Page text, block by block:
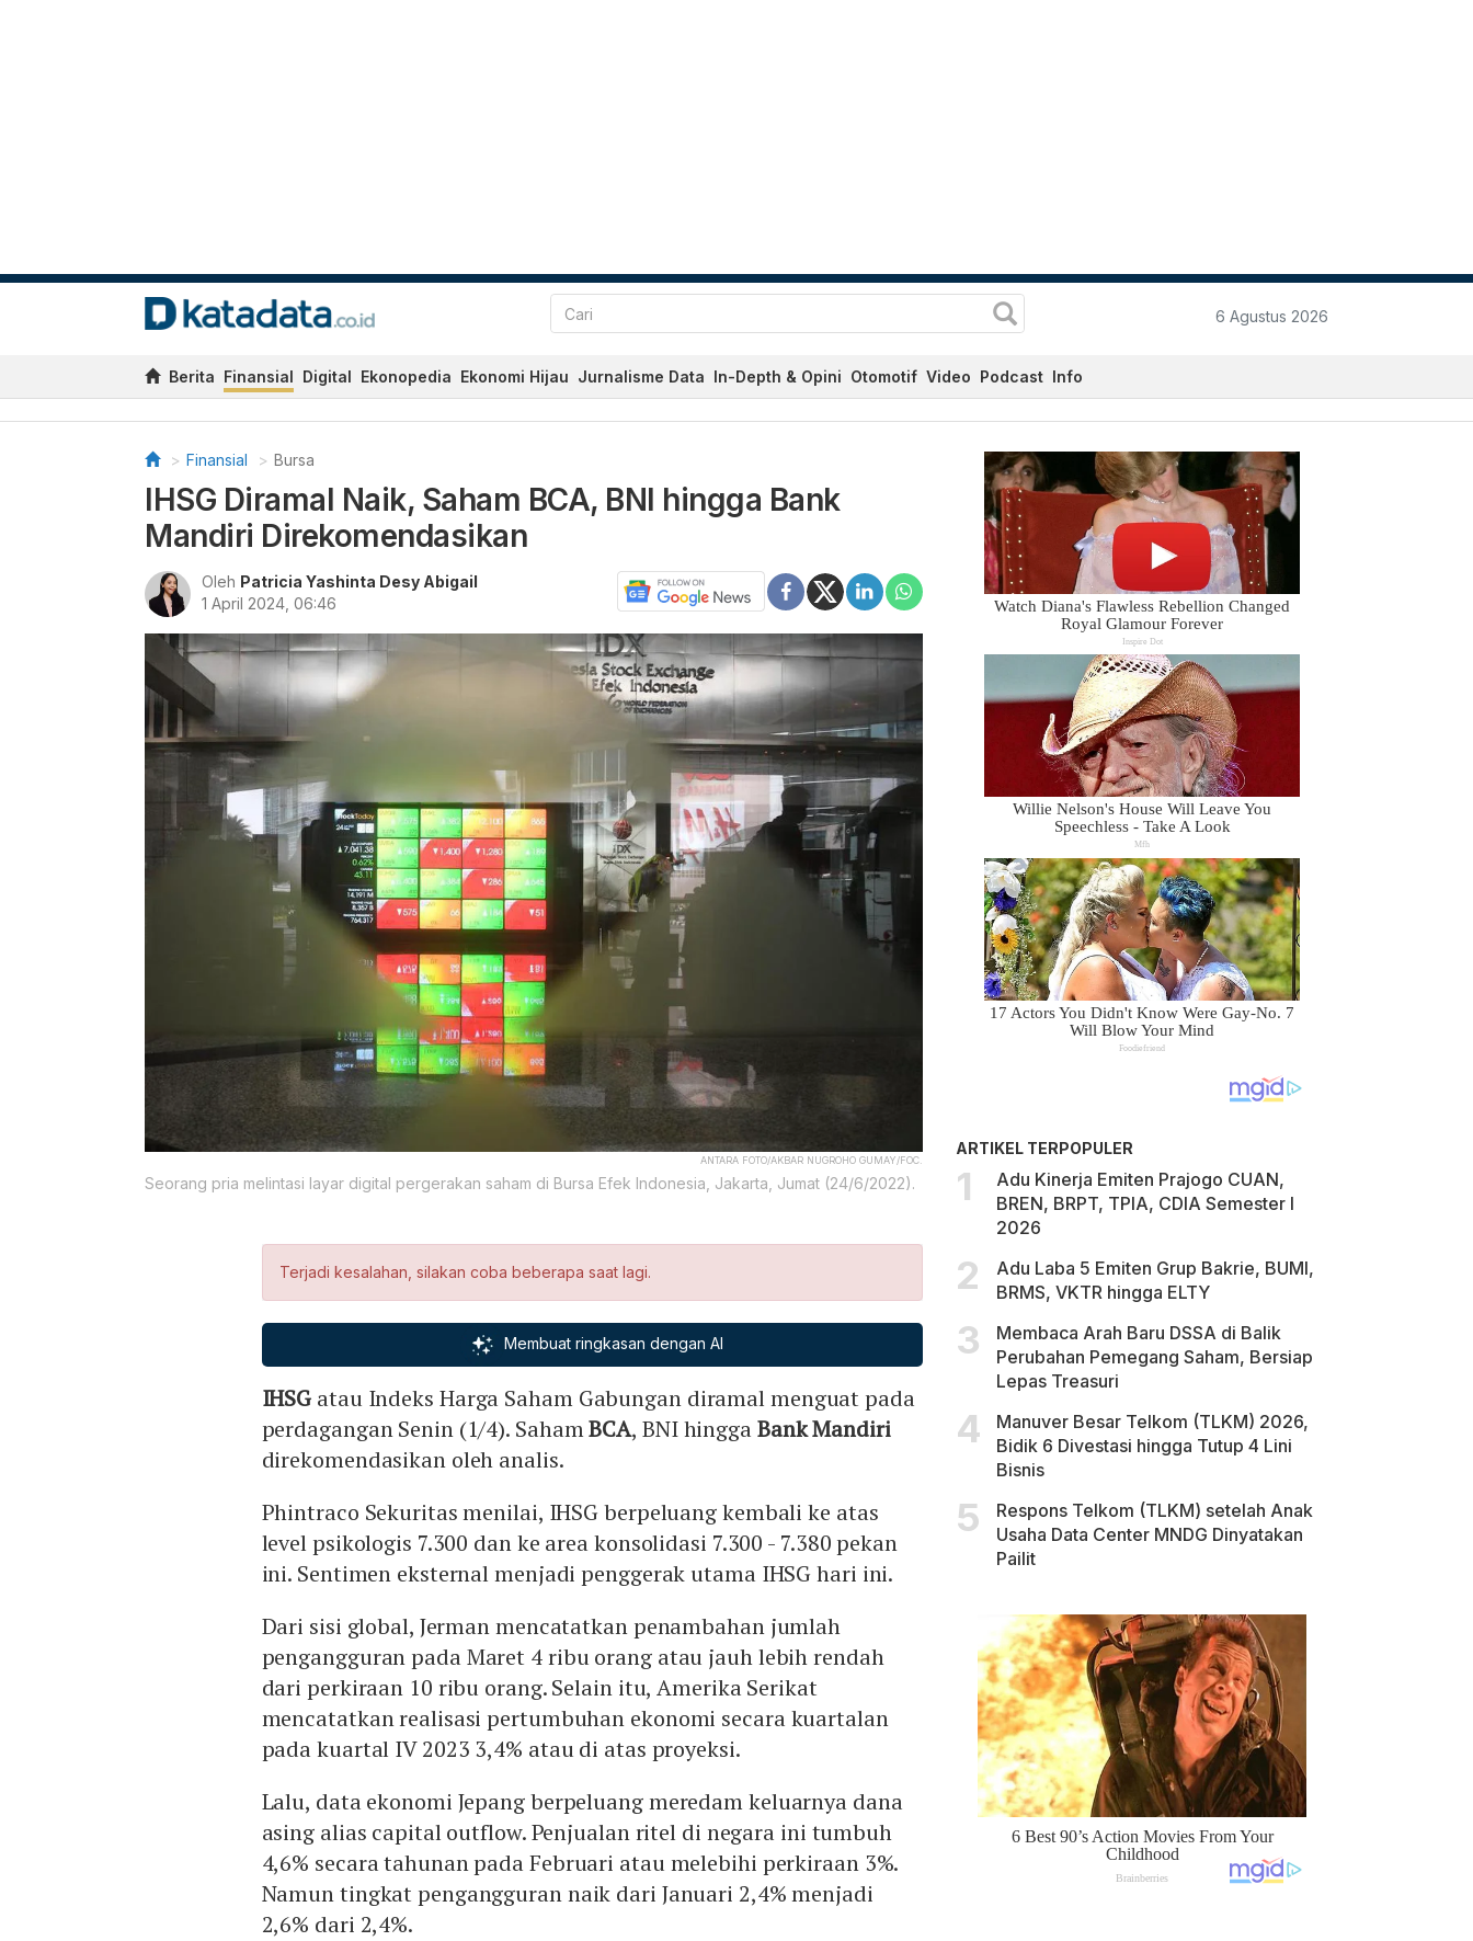
6 Agustus 2026
Berita Finansial Digital Ekonopedia Ekonomi Hijau Jurnalisme Data In-Depth & Opini Otomotif Video Podcast Info
Finansial Bursa
IHSG Diramal Naik, Saham BCA, BNI hingga Bank
Mandiri Direkomendasikan
Oleh Patricia Yashinta Desy Abigail
1 April 2024, 06:46
ANTARA FOTO/AKBAR NUGROHO GUMAY/FOC.
Seorang pria melintasi layar digital pergerakan saham di Bursa Efek Indonesia, Jakarta, Jumat (24/6/2022).
Terjadi kesalahan, silakan coba beberapa saat lagi.
Membuat ringkasan dengan AI
IHSG atau Indeks Harga Saham Gabungan diramal menguat pada
perdagangan Senin (1/4). SahamBCA, BNI hinggaBank Mandiri
direkomendasikan oleh analis.
Phintraco Sekuritas menilai, IHSG berpeluang kembali ke atas
level psikologis 7.300 dan ke area konsolidasi 7.300 - 7.380 pekan
ini. Sentimen eksternal menjadi penggerak utama IHSG hari ini.
Dari sisi global, Jerman mencatatkan penambahan jumlah
pengangguran pada Maret 4 ribu orang atau jauh lebih rendah
dari perkiraan 10 ribu orang. Selain itu, Amerika Serikat
mencatatkan realisasi pertumbuhan ekonomi secara kuartalan
pada kuartal IV 2023 3,4% atau di atas proyeksi.
Lalu, data ekonomi Jepang berpeluang meredam keluarnya dana
asing alias capital outflow. Penjualan ritel di negara ini tumbuh
4,6% secara tahunan pada Februari atau melebihi perkiraan 3%.
Namun tingkat pengangguran naik dari Januari 2,4% menjadi
2,6% dari 2,4%.
ARTIKEL TERPOPULER
Adu Kinerja Emiten Prajogo CUAN,
BREN, BRPT, TPIA, CDIA Semester I
2026
Adu Laba 5 Emiten Grup Bakrie, BUMI,
BRMS, VKTR hingga ELTY
Membaca Arah Baru DSSA di Balik
Perubahan Pemegang Saham, Bersiap
Lepas Treasuri
Manuver Besar Telkom (TLKM) 2026,
Bidik 6 Divestasi hingga Tutup 4 Lini
Bisnis
Respons Telkom (TLKM) setelah Anak
Usaha Data Center MNDG Dinyatakan
Pailit